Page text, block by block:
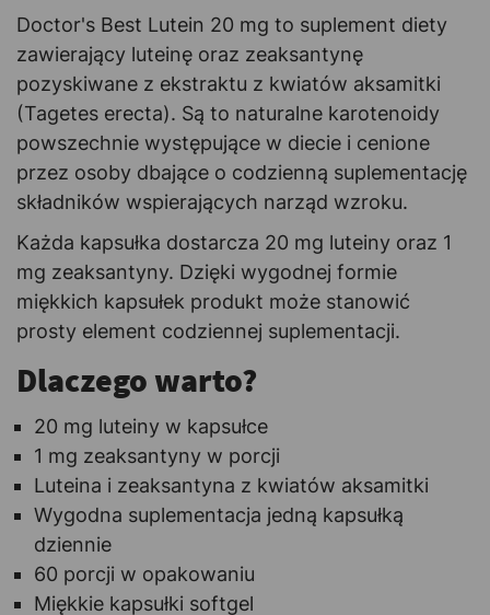
Doctor's Best Lutein 20 mg to suplement diety
zawierający luteinę oraz zeaksantynę
pozyskiwane z ekstraktu z kwiatów aksamitki
(Tagetes erecta). Są to naturalne karotenoidy
powszechnie występujące w diecie i cenione
przez osoby dbające o codzienną suplementację
składników wspierających narząd wzroku.
Każda kapsułka dostarcza 20 mg luteiny oraz 1
mg zeaksantyny. Dzięki wygodnej formie
miękkich kapsułek produkt może stanowić
prosty element codziennej suplementacji.
Dlaczego warto?
20 mg luteiny w kapsułce
1 mg zeaksantyny w porcji
Luteina i zeaksantyna z kwiatów aksamitki
Wygodna suplementacja jedną kapsułką
dziennie
60 porcji w opakowaniu
Miękkie kapsułki softgel